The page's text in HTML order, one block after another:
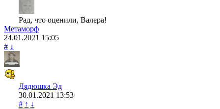
Рад, что оценили, Валера!
Метаморф
24.01.2021 15:05
# ↓
Дядюшка Эд
30.01.2021 13:53
# ↑ ↓